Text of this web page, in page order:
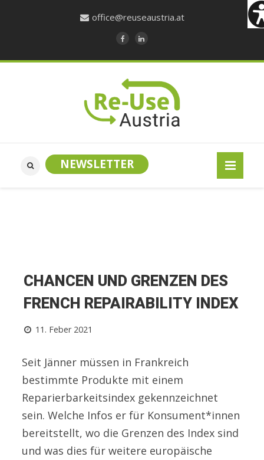
office@reuseaustria.at
NEWSLETTER
CHANCEN UND GRENZEN DES
FRENCH REPAIRABILITY INDEX
11. Feber 2021
Seit Jänner müssen in Frankreich
bestimmte Produkte mit einem
Reparierbarkeitsindex gekennzeichnet
sein. Welche Infos er für Konsument*innen
bereitstellt, wo die Grenzen des Index sind
und was dies für weitere europäische